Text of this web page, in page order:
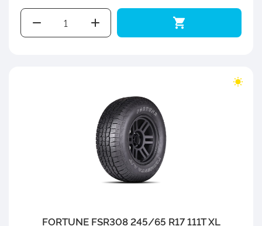
FORTUNE FSR308 245/65 R17 111T XL